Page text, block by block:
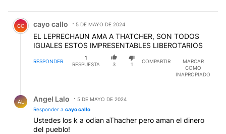
Comentario de cayo callo.
CC cayo callo 5 DE MAYO DE 2024
EL LEPRECHAUN AMA A THATCHER, SON TODOS
IGUALES ESTOS IMPRESENTABLES LIBEROTARIOS
RESPONDER
1
RESPUESTA
3 1
COMPARTIR
MARCAR
COMO
INAPROPIADO
AL Angel Lalo
5 DE MAYO DE 2024
Responder a cayo callo
Ustedes los k a odian aThacher pero aman el dinero
del pueblo!